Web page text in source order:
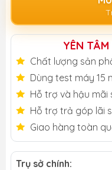
YÊN
Chất lượng sản
Dùng test máy 15
Hỗ trợ và hậu
Hỗ trợ trả góp lãi
Giao hàng toàn
Trụ sở chính: